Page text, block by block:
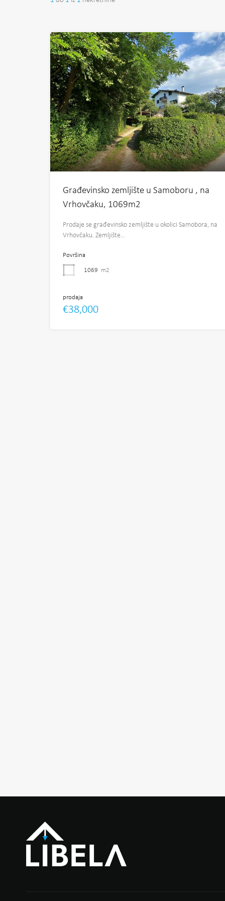
Građevinsko zemljište u Samoboru , na
Vrhovčaku, 1069m2
Prodaje se građevinsko zemljište u okolici Samobora, na
Vrhovčaku. Zemljište…
Površina
1069 m2
prodaja
€38,000